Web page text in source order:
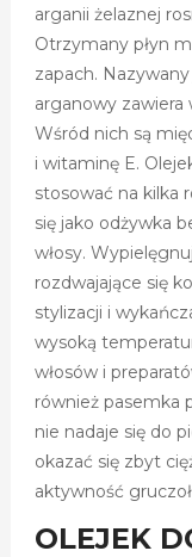
arganii żelaznej
Otrzymany płyn
zapach.
arganowy zawiera
Wśród nich są
i witaminę E.
stosować na kilka
się jako odżywka
włosy.
rozdwajające się
stylizacji i
wysoką
włosów i
również pasemka
nie nadaje się do
okazać się zbyt
aktywność
OLEJEK